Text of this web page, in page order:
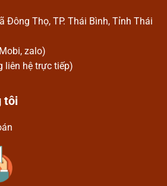
Đông Thọ, TP. Thái Bình, Tỉnh Thái
zalo)
liên hệ trực tiếp)
tôi